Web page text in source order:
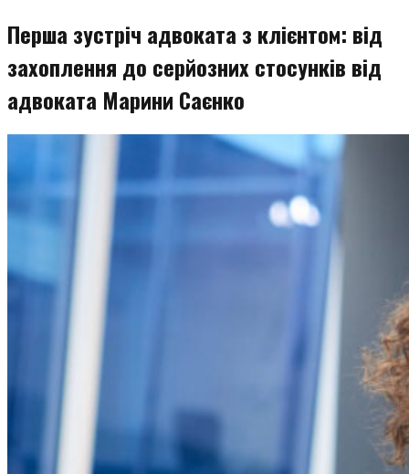
Перша зустріч адвоката з клієнтом: від
захоплення до серйозних стосунків від
адвоката Марини Саєнко